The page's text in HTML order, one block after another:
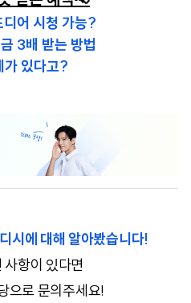
어 시청 가능?
3배 받는 방법
가 있다고?
시에 대해 알아봤습니다!
사항이 있다면
으로 문의주세요!